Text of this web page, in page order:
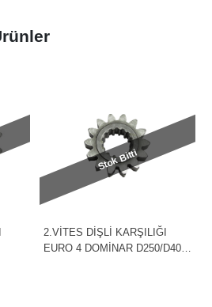
Stok Bitti
2.VİTES DİŞLİ KARŞILIĞI
EURO 4 DOMİNAR D250/D400